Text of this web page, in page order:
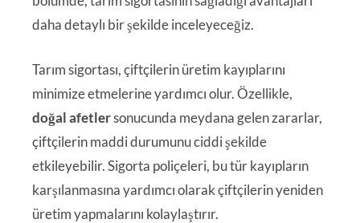
daha detaylı bir şekilde inceleyeceğiz.
Tarım sigortası, çiftçilerin üretim kayıplarını
minimize etmelerine yardımcı olur. Özellikle,
doğal afetlersonucunda meydana gelen zararlar,
çiftçilerin maddi durumunu ciddi şekilde
etkileyebilir. Sigorta poliçeleri, bu tür kayıpların
karşılanmasına yardımcı olarak çiftçilerin yeniden
üretim yapmalarını kolaylaştırır.